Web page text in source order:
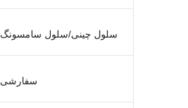
سلول چینی/سلول سامسونگ
سفارشی